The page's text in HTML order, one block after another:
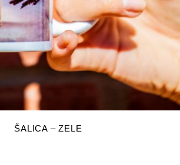
DODAJ U KOŠARICU
ŠALICA – ZELE